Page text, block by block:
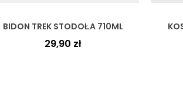
BIDON TREK STODOŁA 710ML
29,90 zł